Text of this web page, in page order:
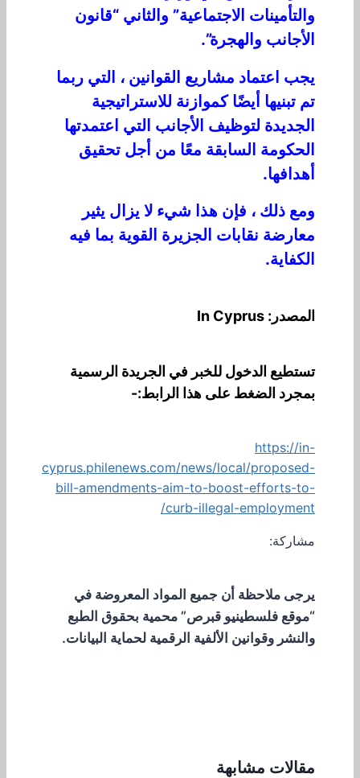
والتأمينات الاجتماعية” والثاني “قانون
الأجانب والهجرة”.
يجب اعتماد مشاريع القوانين ، التي ربما
تم تبنيها أيضًا كموازنة للاستراتيجية
الجديدة لتوظيف الأجانب التي اعتمدتها
الحكومة السابقة معًا من أجل تحقيق
أهدافها.
ومع ذلك ، فإن هذا شيء لا يزال يثير
معارضة نقابات الجزيرة القوية بما فيه
الكفاية.
المصدر: In Cyprus
تستطيع الدخول للخبر في الجريدة الرسمية
بمجرد الضغط على هذا الرابط:-
https://in-
cyprus.philenews.com/news/local/proposed-
bill-amendments-aim-to-boost-efforts-to-
curb-illegal-employment/
مشاركة:
يرجى ملاحظة أن جميع المواد المعروضة في
“موقع فلسطينيو قبرص” محمية بحقوق الطبع
والنشر وقوانين الألفية الرقمية لحماية البيانات.
مقالات مشابهة